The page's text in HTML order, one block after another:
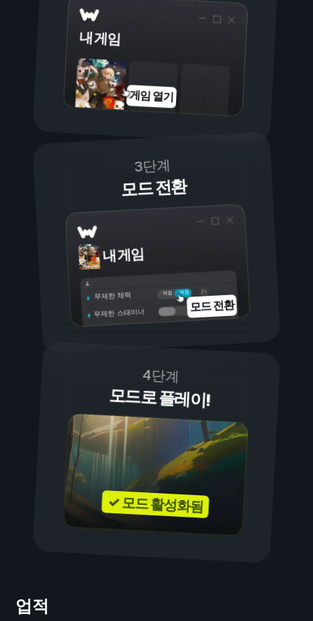
내 게임
게임 열기
3단계
모드 전환
내 게임
켜짐
꺼짐
무제한 체력
무제한 스태미너 모드 전환
4단계
모드로 플레이!
✓ 모드 활성화됨
업적